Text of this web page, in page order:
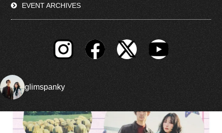
EVENT ARCHIVES
glimspanky